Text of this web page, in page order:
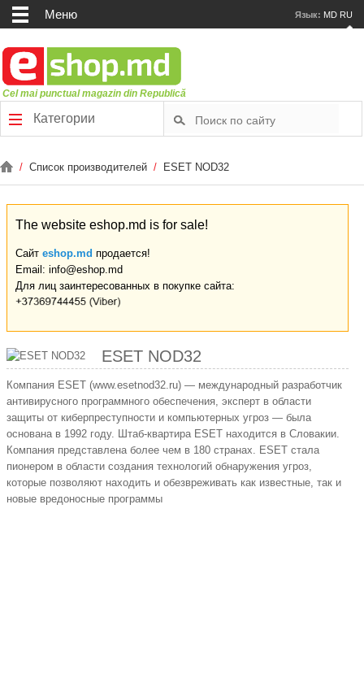
Меню Язык: MD RU
Cel mai punctual magazin din Republică
Категории
/ Список производителей / ESET NOD32
The website eshop.md is for sale!
Сайт eshop.md продается!
Email: info@eshop.md
Для лиц заинтересованных в покупке сайта:
ESET NOD32
Компания ESET (www.esetnod32.ru) — международный разработчик
антивирусного программного обеспечения, эксперт в области
защиты от киберпреступности и компьютерных угроз — была
основана в 1992 году. Штаб-квартира ESET находится в Словакии.
Компания представлена более чем в 180 странах. ESET стала
пионером в области создания технологий обнаружения угроз,
которые позволяют находить и обезвреживать как известные, так и
новые вредоносные программы